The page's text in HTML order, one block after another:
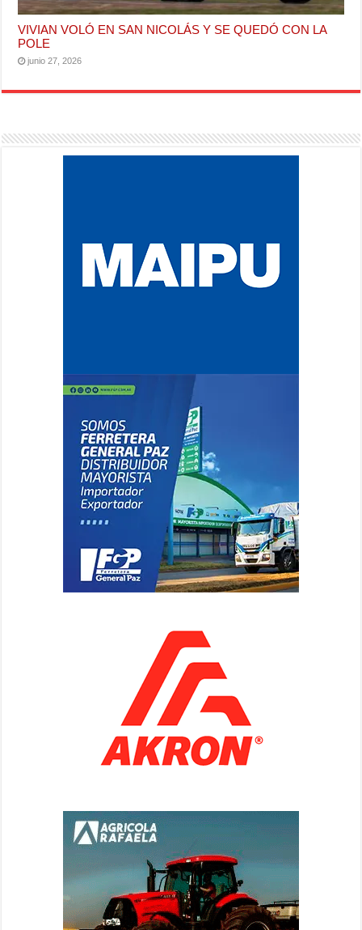
VIVIAN VOLÓ EN SAN NICOLÁS Y SE QUEDÓ CON LA
POLE
junio 27, 2026